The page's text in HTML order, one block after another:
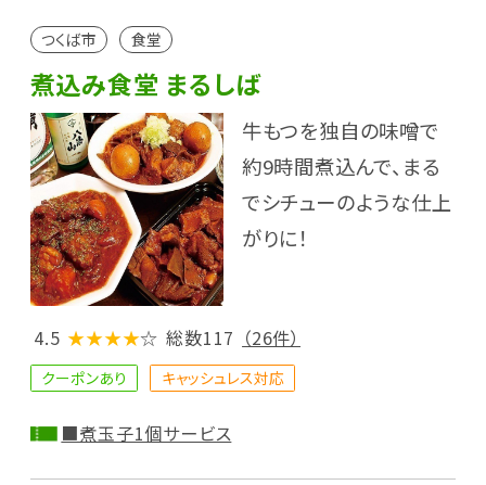
つくば市 食堂
煮込み食堂 まるしば
牛もつを独自の味噌で
約9時間煮込んで、まる
でシチューのような仕上
がりに！
4.5 ★★★★☆ 総数117 （26件）
クーポンあり キャッシュレス対応
■煮玉子1個サービス